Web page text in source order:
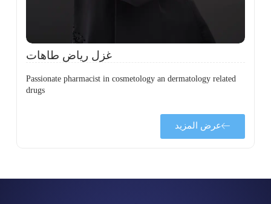
غزل رياض طاهات
Passionate pharmacist in cosmetology an dermatology related
drugs
عرض المزيد